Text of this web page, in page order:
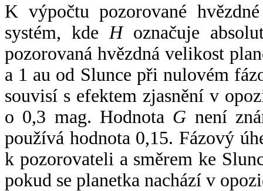
K výpočtu pozorované
systém, kde Hoznačuje
pozorovaná hvězdná velikost
a 1 au od Slunce při nulovém
souvisí s efektem zjasnění v
o 0,3 mag. Hodnota G není
používá hodnota 0,15. Fázový
k pozorovateli a směrem ke
pokud se planetka nachází v